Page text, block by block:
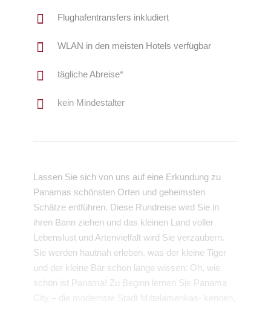
Flughafentransfers inkludiert
WLAN in den meisten Hotels verfügbar
tägliche Abreise*
kein Mindestalter
Lassen Sie sich von uns auf eine Erkundung zu
Panamas schönsten Orten und geheimsten
Schätze entführen. Diese Rundreise wird Sie in
ihren Bann ziehen und das kleinen Land voller
Lebenslust und Artenvielfalt wird Sie verzaubern.
Sie werden hautnah erleben, was der kleine Tiger
und der kleine Bär schon lange wissen: Oh, wie
schön ist Panama! Zu Beginn lernen Sie Panama
City – die modernste Stadt Mittelamerikas- kennen,